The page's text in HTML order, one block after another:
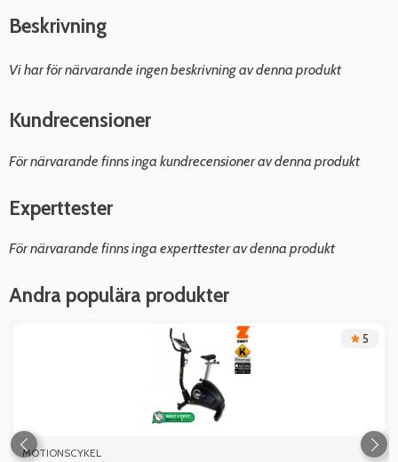
Beskrivning
Vi har för närvarande ingen beskrivning av denna produkt
Kundrecensioner
För närvarande finns inga kundrecensioner av denna produkt
Experttester
För närvarande finns inga experttester av denna produkt
Andra populära produkter
5
MOTIONSCYKEL